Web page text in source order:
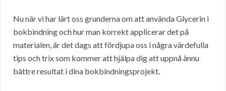
Nu när vi har lärt oss grunderna om att använda Glycerin i
bokbindning och hur man korrekt applicerar det på
materialen, är det dags att fördjupa oss i några värdefulla
tips och trix som kommer att hjälpa dig att uppnå ännu
bättre resultat i dina bokbindningsprojekt.